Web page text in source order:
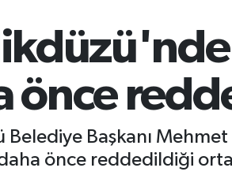
önce
Belediye Başkanı
önce reddedildiği